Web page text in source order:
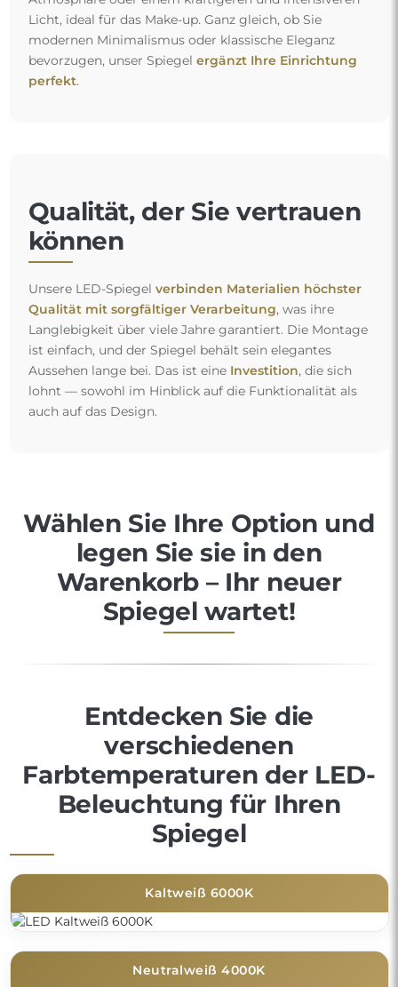
Licht, ideal für das Make-up. Ganz gleich, ob Sie
modernen Minimalismus oder klassische Eleganz
bevorzugen, unser Spiegel ergänzt Ihre Einrichtung
perfekt.
Qualität, der Sie vertrauen
können
Unsere LED-Spiegel verbinden Materialien höchster
Qualität mit sorgfältiger Verarbeitung, was ihre
Langlebigkeit über viele Jahre garantiert. Die Montage
ist einfach, und der Spiegel behält sein elegantes
Aussehen lange bei. Das ist eine Investition, die sich
lohnt — sowohl im Hinblick auf die Funktionalität als
auch auf das Design.
Wählen Sie Ihre Option und
legen Sie sie in den
Warenkorb – Ihr neuer
Spiegel wartet!
Entdecken Sie die
verschiedenen
Farbtemperaturen der LED-
Beleuchtung für Ihren
Spiegel
Kaltweiß 6000K
Neutralweiß 4000K